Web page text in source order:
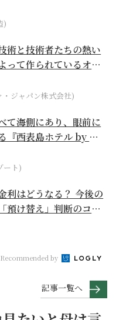
)
術と技術者たちの熱い
って作られているオー
・ジャパン株式会社)
て海側にあり、眼前に
『西表島ホテル by 星
ート)
利はどうなる？ 今後の
預け替え」判断のコツ
Recommended by
記事一覧へ